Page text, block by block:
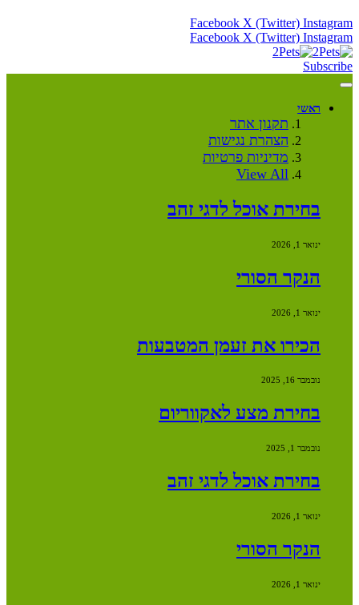
Facebook X (Twitter) Instagram
Facebook X (Twitter) Instagram
Subscribe
ראשי
תקנון אתר
הצהרת נגישות
מדיניות פרטיות
View All
בחירת אוכל לדגי זהב
ינואר 1, 2026
הנקר הסורי
ינואר 1, 2026
הכירו את זעמן המטבעות
נובמבר 16, 2025
בחירת מצע לאקווריום
נובמבר 1, 2025
בחירת אוכל לדגי זהב
ינואר 1, 2026
הנקר הסורי
ינואר 1, 2026